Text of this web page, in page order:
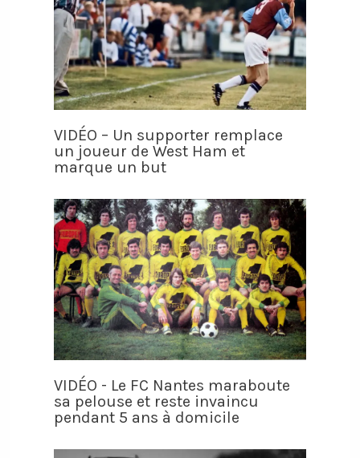
VIDÉO – Un supporter remplace
un joueur de West Ham et
marque un but
VIDÉO - Le FC Nantes maraboute
sa pelouse et reste invaincu
pendant 5 ans à domicile